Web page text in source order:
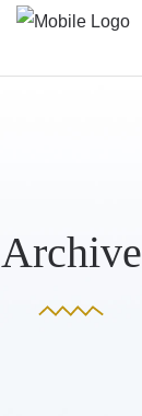
Archive